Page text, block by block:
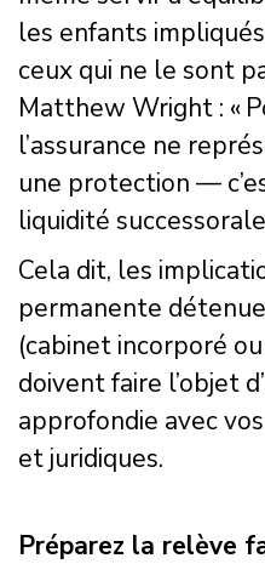
les enfants
ceux qui ne le sont
Matthew Wright : «
l’assurance ne
une protection —
liquidité
Cela dit, les
permanente
(cabinet incorporé
doivent faire l’objet
approfondie avec
et juridiques.
Préparez la relève